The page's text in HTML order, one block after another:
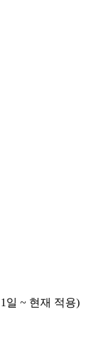
일 ~ 현재 적용)